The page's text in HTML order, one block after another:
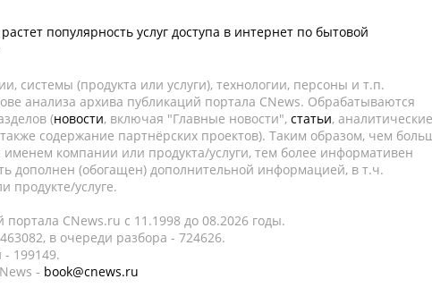
популярность услуг доступа в интернет по бытовой
системы (продукта или услуги), технологии, персоны и т.п.
анализа архива публикаций портала CNews. Обрабатываются
(новости, включая "Главные новости", статьи, аналитические
содержание партнёрских проектов). Таким образом, чем
компании или продукта/услуги, тем более информативен
дополнен (обогащен) дополнительной информацией, в т.ч.
продукте/услуге.
CNews.ru c 11.1998 до 08.2026 годы.
в очереди разбора - 724626.
- 199149.
- book@cnews.ru